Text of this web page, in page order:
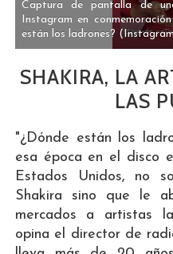
Captura de pantalla de
Instagram en
están los ladrones?
SHAKIRA, LA
LAS
"¿Dónde están los
esa época en el disco
Estados Unidos, no
Shakira sino que le
mercados a artistas
opina el director de